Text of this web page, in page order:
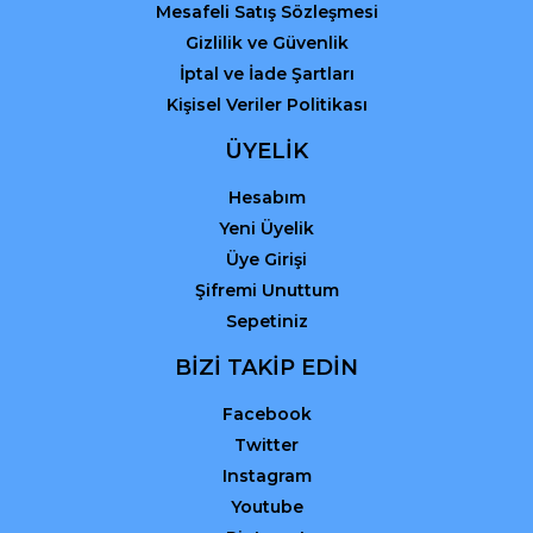
Mesafeli Satış Sözleşmesi
Gizlilik ve Güvenlik
İptal ve İade Şartları
Kişisel Veriler Politikası
ÜYELİK
Hesabım
Yeni Üyelik
Üye Girişi
Şifremi Unuttum
Sepetiniz
BİZİ TAKİP EDİN
Facebook
Twitter
Instagram
Youtube